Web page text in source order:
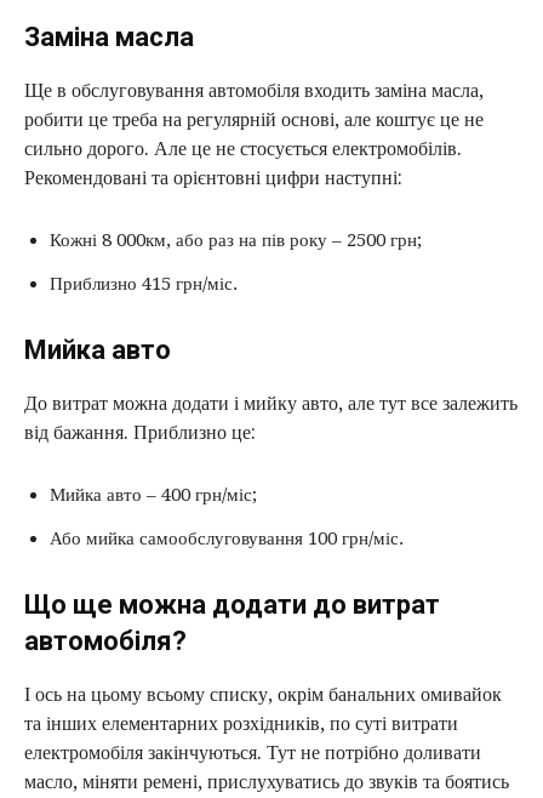
Заміна масла
Ще в обслуговування автомобіля входить заміна масла,
робити це треба на регулярній основі, але коштує це не
сильно дорого. Але це не стосується електромобілів.
Рекомендовані та орієнтовні цифри наступні:
Кожні 8 000км, або раз на пів року – 2500 грн;
Приблизно 415 грн/міс.
Мийка авто
До витрат можна додати і мийку авто, але тут все залежить
від бажання. Приблизно це:
Мийка авто – 400 грн/міс;
Або мийка самообслуговування 100 грн/міс.
Що ще можна додати до витрат
автомобіля?
І ось на цьому всьому списку, окрім банальних омивайок
та інших елементарних розхідників, по суті витрати
електромобіля закінчуються. Тут не потрібно доливати
масло, міняти ремені, прислухуватись до звуків та боятись